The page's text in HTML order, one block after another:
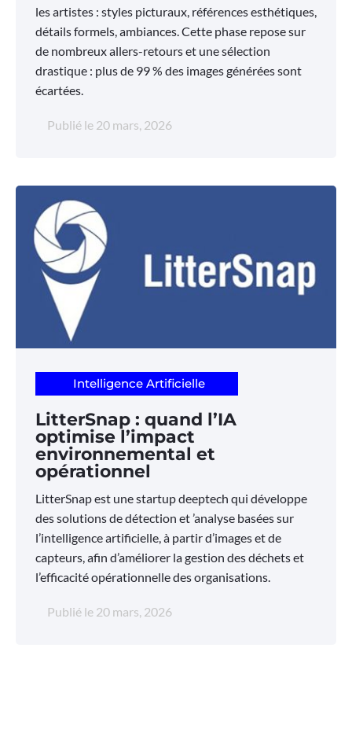
les artistes : styles picturaux, références esthétiques,
détails formels, ambiances. Cette phase repose sur
de nombreux allers-retours et une sélection
drastique : plus de 99 % des images générées sont
écartées.
Publié le 20 mars, 2026
Intelligence Artificielle
LitterSnap : quand l’IA
optimise l’impact
environnemental et
opérationnel
LitterSnap est une startup deeptech qui développe
des solutions de détection et ’analyse basées sur
l’intelligence artificielle, à partir d’images et de
capteurs, afin d’améliorer la gestion des déchets et
l’efficacité opérationnelle des organisations.
Publié le 20 mars, 2026